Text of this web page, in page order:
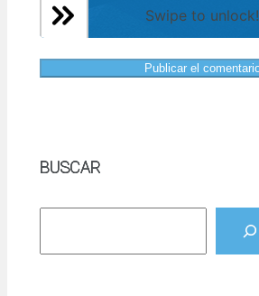
Swipe to unlock!
BUSCAR